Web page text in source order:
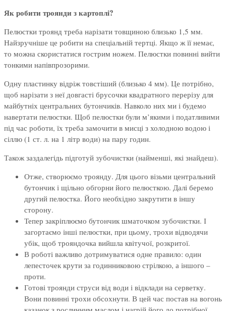
Як робити троянди з картоплі?
Пелюстки троянд треба нарізати товщиною близько 1,5 мм.
Найзручніше це робити на спеціальній тертці. Якщо ж її немає,
то можна скористатися гострим ножем. Пелюстки повинні вийти
тонкими напівпрозорими.
Одну пластинку відріж товстіший (близько 4 мм). Це потрібно,
щоб нарізати з неї довгасті брусочки квадратного перерізу для
майбутніх центральних бутончиків. Навколо них ми і будемо
навертати пелюстки. Щоб пелюстки були м’якими і податливими
під час роботи, їх треба замочити в мисці з холодною водою і
сіллю (1 ст. л. на 1 літр води) на пару годин.
Також заздалегідь підготуй зубочистки (найменші, які знайдеш).
Отже, створюємо троянду. Для цього візьми центральний
бутончик і щільно обгорни його пелюсткою. Далі беремо
другий пелюстка. Його необхідно закрутити в іншу
сторону.
Тепер закріплюємо бутончик шматочком зубочистки. І
загортаємо інші пелюстки, при цьому, трохи відводячи
убік, щоб трояндочка вийшла квітучої, розкритої.
В роботі важливо дотримуватися одне правило: один
лепесточек крути за годинниковою стрілкою, а іншого –
проти.
Готові троянди струси від води і відклади на серветку.
Вони повинні трохи обсохнути. В цей час постав на вогонь